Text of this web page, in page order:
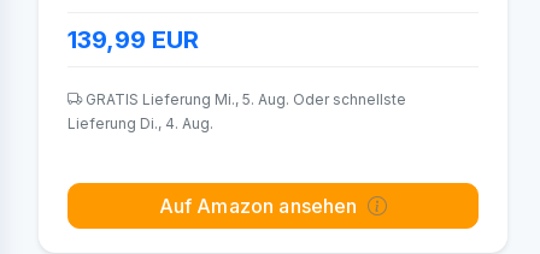
139,99 EUR
GRATIS Lieferung Mi., 5. Aug. Oder schnellste
Lieferung Di., 4. Aug.
Auf Amazon ansehen